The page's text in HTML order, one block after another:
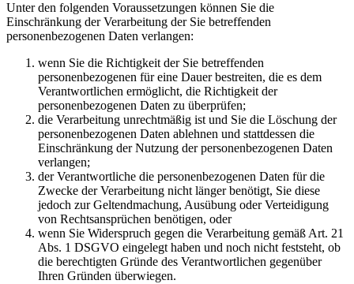
Unter den folgenden Voraussetzungen können Sie die
Einschränkung der Verarbeitung der Sie betreffenden
personenbezogenen Daten verlangen:
wenn Sie die Richtigkeit der Sie betreffenden
personenbezogenen für eine Dauer bestreiten, die es dem
Verantwortlichen ermöglicht, die Richtigkeit der
personenbezogenen Daten zu überprüfen;
die Verarbeitung unrechtmäßig ist und Sie die Löschung der
personenbezogenen Daten ablehnen und stattdessen die
Einschränkung der Nutzung der personenbezogenen Daten
verlangen;
der Verantwortliche die personenbezogenen Daten für die
Zwecke der Verarbeitung nicht länger benötigt, Sie diese
jedoch zur Geltendmachung, Ausübung oder Verteidigung
von Rechtsansprüchen benötigen, oder
wenn Sie Widerspruch gegen die Verarbeitung gemäß Art. 21
Abs. 1 DSGVO eingelegt haben und noch nicht feststeht, ob
die berechtigten Gründe des Verantwortlichen gegenüber
Ihren Gründen überwiegen.